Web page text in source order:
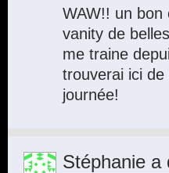
WAW!! un bon
vanity de
me traine
trouverai ici de
journée!
Stéphanie a